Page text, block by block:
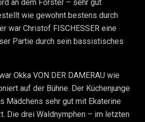
an dem Förster – sehr gut
wie gewohnt bestens durch
war Christof FISCHESSER eine
Partie durch sein bassistisches
Okka VON DER DAMERAU wie
auf der Bühne. Der Küchenjunge
Mädchens sehr gut mit Ekaterine
Die drei Waldnymphen – im letzten